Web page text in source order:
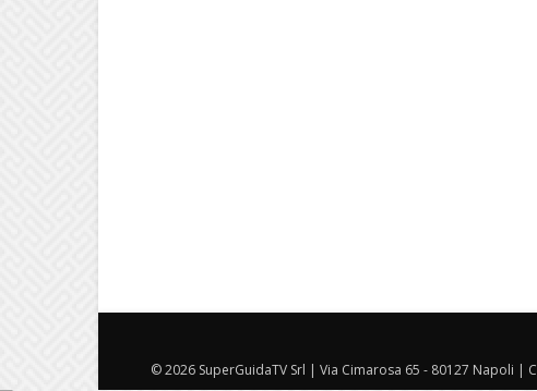
© 2026 SuperGuidaTV Srl | Via Cimarosa 65 - 80127 Napoli |